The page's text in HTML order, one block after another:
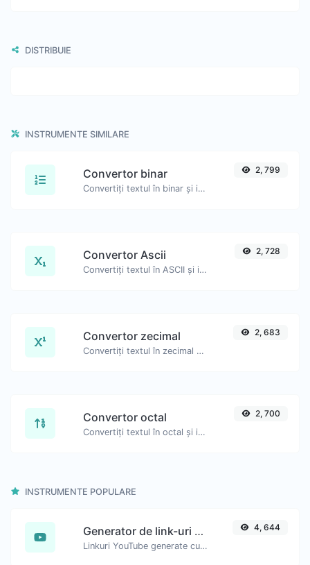
DISTRIBUIE
INSTRUMENTE SIMILARE
Convertor binar
Convertiți textul în binar și invers pentru orice șir de intrare.
2, 799
Convertor Ascii
Convertiți textul în ASCII și invers pentru orice șir de intrare.
2, 728
Convertor zecimal
Convertiți textul în zecimal și invers pentru orice intrare de text.
2, 683
Convertor octal
Convertiți textul în octal și invers pentru orice șir de intrare.
2, 700
INSTRUMENTE POPULARE
Generator de link-uri YouTube Timestamp
Linkuri YouTube generate cu timestamp exact de început, util pentru utilizatorii de mobil.
4, 644